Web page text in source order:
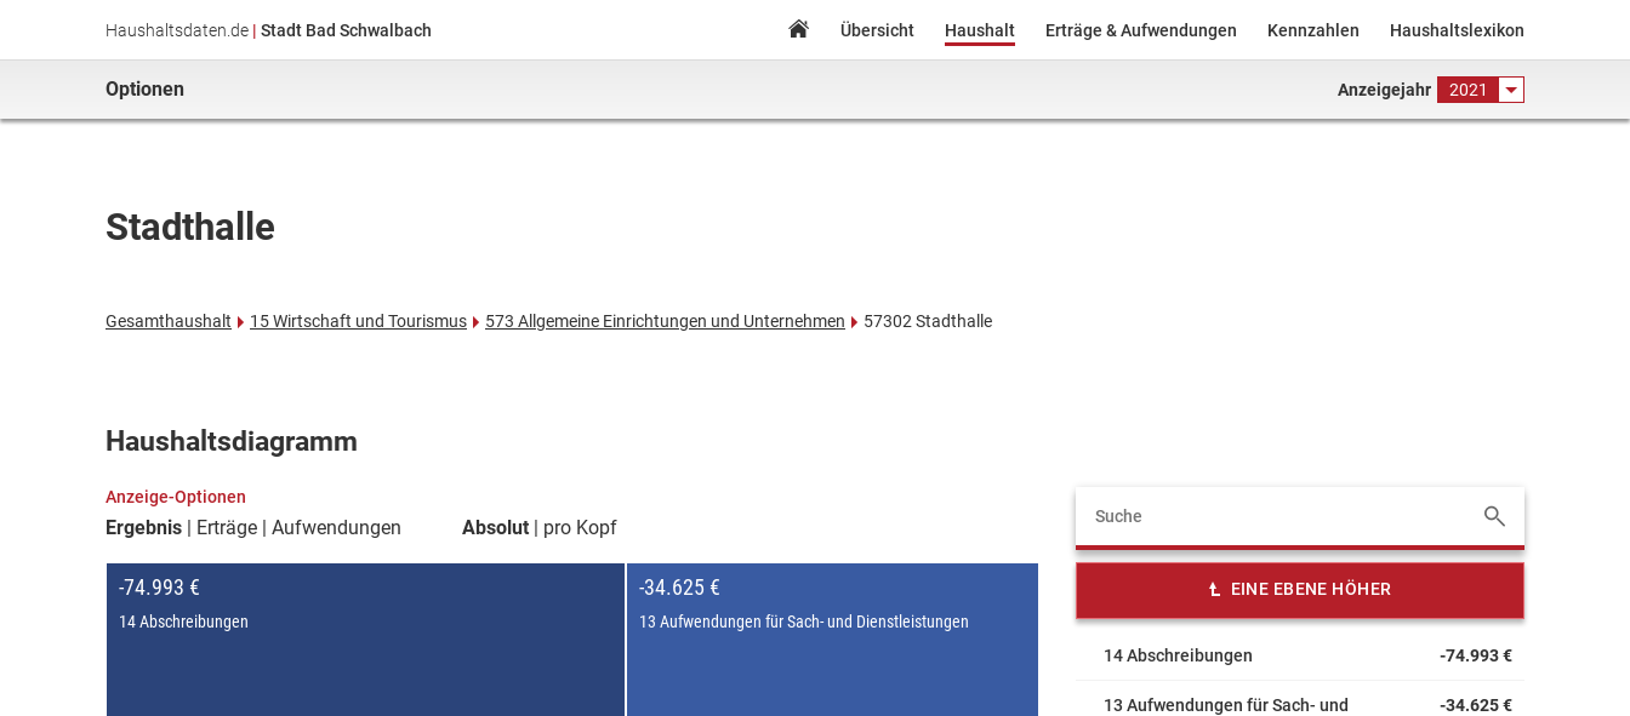
Haushaltsdaten.de | Stadt Bad Schwalbach Übersicht Haushalt Erträge & Aufwendungen Kennzahlen Haushaltslexikon
Optionen Anzeigejahr 2021
Stadthalle
Gesamthaushalt 15 Wirtschaft und Tourismus 573 Allgemeine Einrichtungen und Unternehmen 57302 Stadthalle
Haushaltsdiagramm
Anzeige-Optionen
Ergebnis Erträge Aufwendungen Absolut pro Kopf
-74.993 €
14 Abschreibungen
-34.625 €
13 Aufwendungen für Sach- und Dienstleistungen
EINE EBENE HÖHER
14 Abschreibungen -74.993 €
13 Aufwendungen für Sach- und
-34.625 €